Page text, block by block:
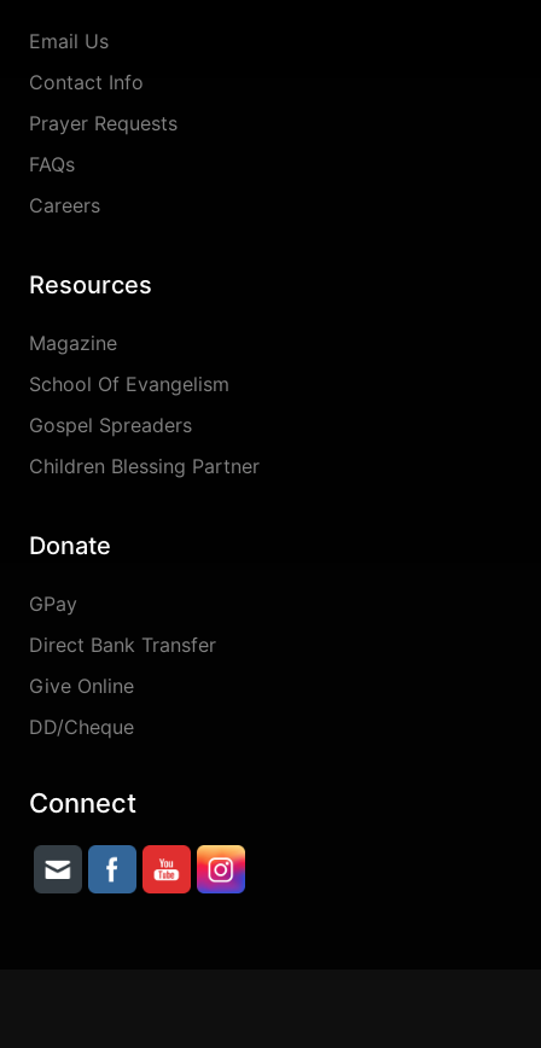
Email Us
Contact Info
Prayer Requests
FAQs
Careers
Resources
Magazine
School Of Evangelism
Gospel Spreaders
Children Blessing Partner
Donate
GPay
Direct Bank Transfer
Give Online
DD/Cheque
Connect